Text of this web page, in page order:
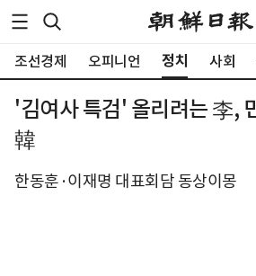
조선경제 오피니언 정치 사회
'김여사 특검' 올리려는 李,
韓
한동훈·이재명 대표회담 동상이몽